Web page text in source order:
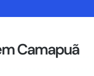
Camapuã